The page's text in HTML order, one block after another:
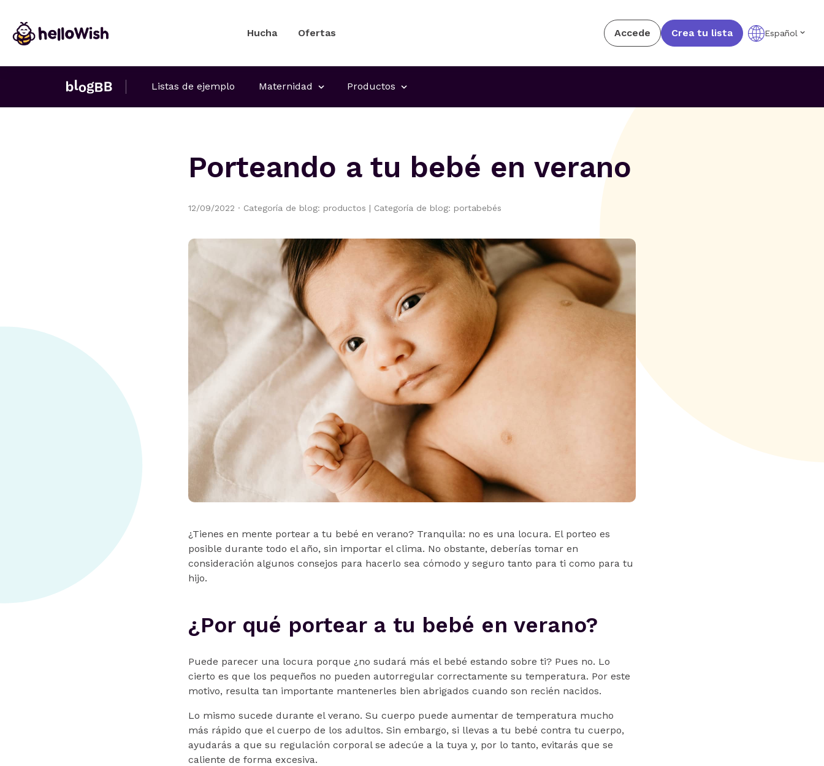
Hucha Ofertas Accede Crea tu lista Español
Listas de ejemplo Maternidad Productos
Porteando a tu bebé en verano
12/09/2022 · Categoría de blog: productos | Categoría de blog: portabebés
¿Tienes en mente portear a tu bebé en verano? Tranquila: no es una locura. El porteo es
posible durante todo el año, sin importar el clima. No obstante, deberías tomar en
consideración algunos consejos para hacerlo sea cómodo y seguro tanto para ti como para tu
hijo.
¿Por qué portear a tu bebé en verano?
Puede parecer una locura porque ¿no sudará más el bebé estando sobre ti? Pues no. Lo
cierto es que los pequeños no pueden autorregular correctamente su temperatura. Por este
motivo, resulta tan importante mantenerles bien abrigados cuando son recién nacidos.
Lo mismo sucede durante el verano. Su cuerpo puede aumentar de temperatura mucho
más rápido que el cuerpo de los adultos. Sin embargo, si llevas a tu bebé contra tu cuerpo,
ayudarás a que su regulación corporal se adecúe a la tuya y, por lo tanto, evitarás que se
caliente de forma excesiva.